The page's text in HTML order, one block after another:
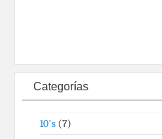
Categorías
10's (7)